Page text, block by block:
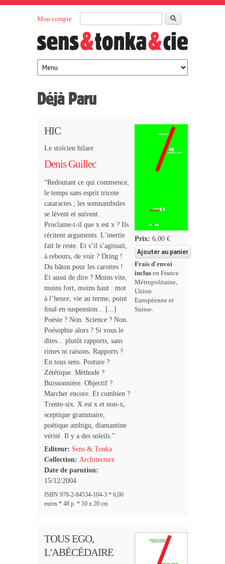
Rechercher
Mon compte
Sens et
Tonka
éditeurs
maison
d’édition
française
Déjà Paru
HIC
Le stoïcien hilare
Denis Guillec
“Redoutant ce qui commence,
le temps sans esprit tricote
cataractes ; les somnambules
se lèvent et suivent.
Proclame-t-il que x est x ? Ils
récitent arguments. L’inertie
fait le reste. Et s’il s’agissait,
à rebours, de voir ? Dring !
Du bâton pour les carottes !
Et aussi de dire ? Moins vite,
moins fort, moins haut : mot
à l’heure, vie au terme, point
ﬁnal en suspension... [...]
Poésie ? Non. Science ? Non.
Poésophie alors ? Si vous le
dites... plutôt rapports, sans
rimes ni raisons. Rapports ?
En tous sens. Posture ?
Zététique. Méthode ?
Buissonnière. Objectif ?
Marcher encore. Et combien ?
Trente-six. X est x et non-x,
sceptique grammaire,
poétique ambigu, diamantine
vérité. Il y a des soleils.”
Editeur: Sens & Tonka
Collection: Architecture
Date de parution:
15/12/2004
ISBN 978-2-84534-104-3 * 6,00
euros * 48 p. * 10 x 20 cm
Prix:6,00 €
Frais d'envoi
inclus en France
Métropolitaine,
Union
Européenne et
Suisse.
TOUS EGO,
L'ABÉCÉDAIRE